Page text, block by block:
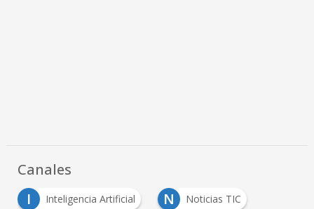
Canales
I
Inteligencia Artificial N Noticias TIC